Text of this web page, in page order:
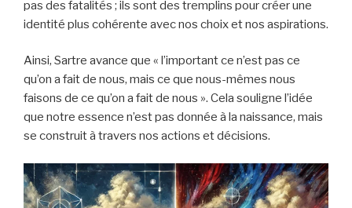
pas des fatalités ; ils sont des tremplins pour créer une
identité plus cohérente avec nos choix et nos aspirations.
Ainsi, Sartre avance que « l’important ce n’est pas ce
qu’on a fait de nous, mais ce que nous-mêmes nous
faisons de ce qu’on a fait de nous ». Cela souligne l’idée
que notre essence n’est pas donnée à la naissance, mais
se construit à travers nos actions et décisions.